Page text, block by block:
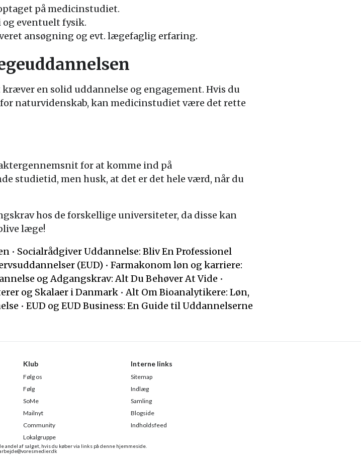
på medicinstudiet.
eventuelt fysik.
ansøgning og evt. lægefaglig erfaring.
en solid uddannelse og engagement. Hvis du
naturvidenskab, kan medicinstudiet være det rette
for at komme ind på
studietid, men husk, at det er det hele værd, når du
hos de forskellige universiteter, da disse kan
læge!
• Socialrådgiver Uddannelse: Bliv En Professionel
(EUD) • Farmakonom løn og karriere:
og Adgangskrav: Alt Du Behøver At Vide •
og Skalaer i Danmark •Alt Om Bioanalytikere: Løn,
• EUD og EUD Business: En Guide til Uddannelserne
af salget, hvis du køber via links på denne hjemmeside.
Klub
Følg os
Følg
SoMe
Mailnyt
Community
Lokalgruppe
Interne links
Sitemap
Indlæg
Samling
Blogside
Indholdsfeed